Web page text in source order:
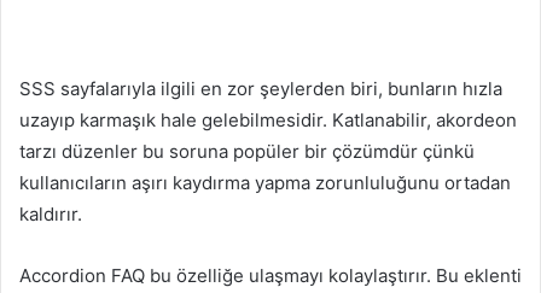
SSS sayfalarıyla ilgili en zor şeylerden biri, bunların hızla
uzayıp karmaşık hale gelebilmesidir. Katlanabilir, akordeon
tarzı düzenler bu soruna popüler bir çözümdür çünkü
kullanıcıların aşırı kaydırma yapma zorunluluğunu ortadan
kaldırır.
Accordion FAQ bu özelliğe ulaşmayı kolaylaştırır. Bu eklenti